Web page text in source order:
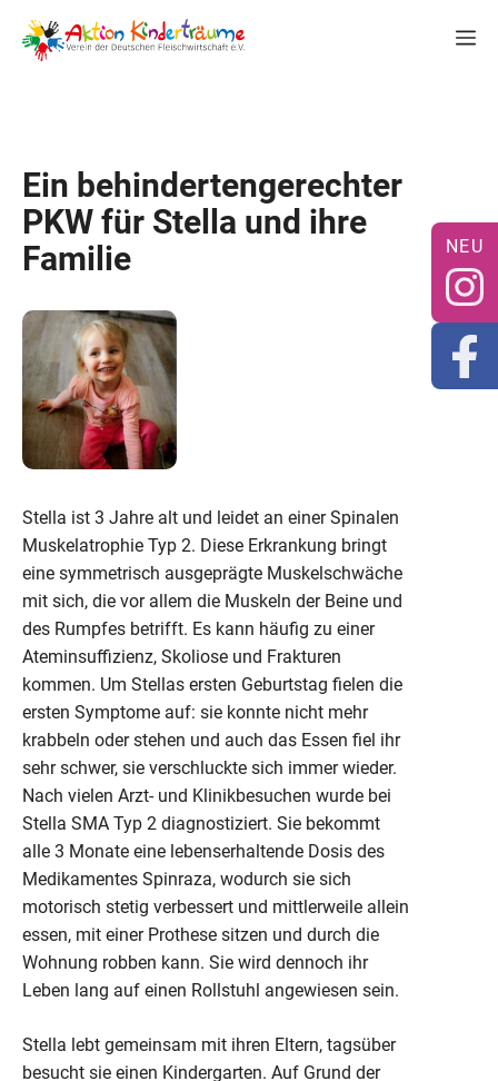
Inhalt
springen
Ein behindertengerechter
PKW für Stella und ihre
Familie
Stella ist 3 Jahre alt und leidet an einer Spinalen
Muskelatrophie Typ 2. Diese Erkrankung bringt
eine symmetrisch ausgeprägte Muskelschwäche
mit sich, die vor allem die Muskeln der Beine und
des Rumpfes betrifft. Es kann häufig zu einer
Ateminsuffizienz, Skoliose und Frakturen
kommen. Um Stellas ersten Geburtstag fielen die
ersten Symptome auf: sie konnte nicht mehr
krabbeln oder stehen und auch das Essen fiel ihr
sehr schwer, sie verschluckte sich immer wieder.
Nach vielen Arzt- und Klinikbesuchen wurde bei
Stella SMA Typ 2 diagnostiziert. Sie bekommt
alle 3 Monate eine lebenserhaltende Dosis des
Medikamentes Spinraza, wodurch sie sich
motorisch stetig verbessert und mittlerweile allein
essen, mit einer Prothese sitzen und durch die
Wohnung robben kann. Sie wird dennoch ihr
Leben lang auf einen Rollstuhl angewiesen sein.
Stella lebt gemeinsam mit ihren Eltern, tagsüber
besucht sie einen Kindergarten. Auf Grund der